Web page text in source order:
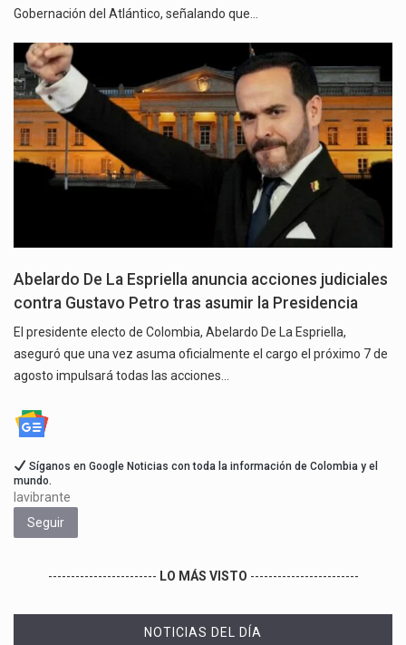
Gobernación del Atlántico, señalando que…
Abelardo De La Espriella anuncia acciones judiciales
contra Gustavo Petro tras asumir la Presidencia
El presidente electo de Colombia, Abelardo De La Espriella,
aseguró que una vez asuma oficialmente el cargo el próximo 7 de
agosto impulsará todas las acciones…
Síganos en Google Noticias con toda la información de Colombia y el
mundo.
lavibrante
Seguir
------------------------ LO MÁS VISTO ------------------------
NOTICIAS DEL DÍA